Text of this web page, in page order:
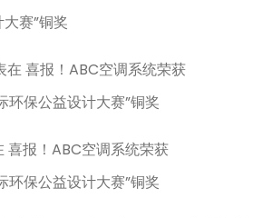
赛”铜奖
在喜报！ABC空调系统荣获
环保公益设计大赛”铜奖
喜报！ABC空调系统荣获
环保公益设计大赛”铜奖